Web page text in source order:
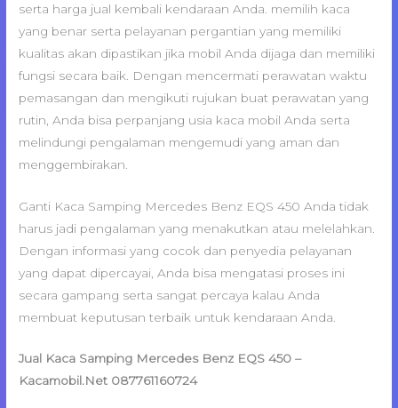
serta harga jual kembali kendaraan Anda. memilih kaca
yang benar serta pelayanan pergantian yang memiliki
kualitas akan dipastikan jika mobil Anda dijaga dan memiliki
fungsi secara baik. Dengan mencermati perawatan waktu
pemasangan dan mengikuti rujukan buat perawatan yang
rutin, Anda bisa perpanjang usia kaca mobil Anda serta
melindungi pengalaman mengemudi yang aman dan
menggembirakan.
Ganti Kaca Samping Mercedes Benz EQS 450 Anda tidak
harus jadi pengalaman yang menakutkan atau melelahkan.
Dengan informasi yang cocok dan penyedia pelayanan
yang dapat dipercayai, Anda bisa mengatasi proses ini
secara gampang serta sangat percaya kalau Anda
membuat keputusan terbaik untuk kendaraan Anda.
Jual Kaca Samping Mercedes Benz EQS 450 –
Kacamobil.Net 087761160724